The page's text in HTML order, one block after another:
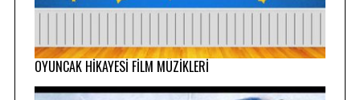
OYUNCAK HİKAYESİ FİLM MÜZİKLERİ